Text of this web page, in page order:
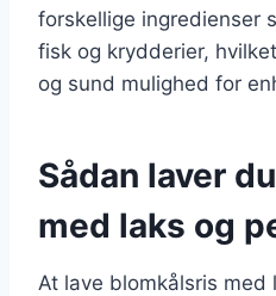
forskellige ingredienser
fisk og krydderier,
og sund mulighed for
Sådan laver
med laks og
At lave blomkålsris med